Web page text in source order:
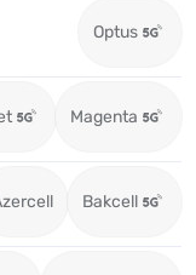
Optus
Magenta
Bakcell